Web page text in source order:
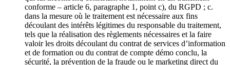
conforme – article 6, paragraphe 1, point c), du RGPD ; c.
dans la mesure où le traitement est nécessaire aux fins
découlant des intérêts légitimes du responsable du traitement,
tels que la réalisation des règlements nécessaires et la faire
valoir les droits découlant du contrat de services d’information
et de formation ou du contrat de compte démo conclu, la
sécurité, la prévention de la fraude ou le marketing direct du